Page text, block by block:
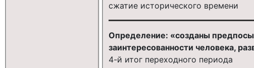
сжатие исторического времени
Определение: «созданы
заинтересованности человека,
4-й итог переходного периода